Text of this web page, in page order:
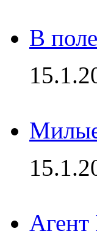
В
Агент